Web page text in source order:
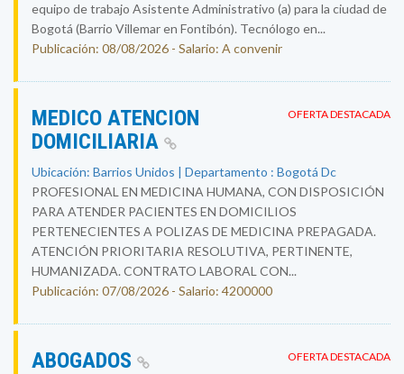
equipo de trabajo Asistente Administrativo (a) para la ciudad de
Bogotá (Barrio Villemar en Fontibón). Tecnólogo en...
Publicación: 08/08/2026 - Salario: A convenir
OFERTA DESTACADA
MEDICO ATENCION
DOMICILIARIA
Ubicación: Barrios Unidos | Departamento : Bogotá Dc
PROFESIONAL EN MEDICINA HUMANA, CON DISPOSICIÓN
PARA ATENDER PACIENTES EN DOMICILIOS
PERTENECIENTES A POLIZAS DE MEDICINA PREPAGADA.
ATENCIÓN PRIORITARIA RESOLUTIVA, PERTINENTE,
HUMANIZADA. CONTRATO LABORAL CON...
Publicación: 07/08/2026 - Salario: 4200000
OFERTA DESTACADA
ABOGADOS